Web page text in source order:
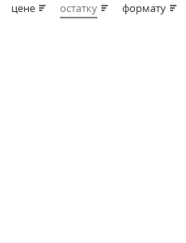
цене остатку формату